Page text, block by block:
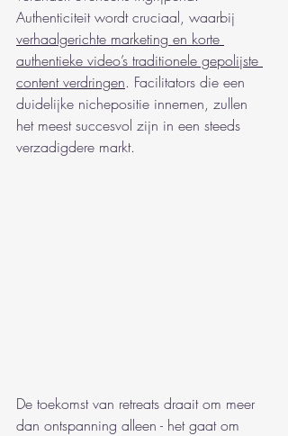
Authenticiteit wordt cruciaal, waarbij
verhaalgerichte marketing en korte
authentieke video’s traditionele gepolijste
content verdringen. Facilitators die een
duidelijke nichepositie innemen, zullen
het meest succesvol zijn in een steeds
verzadigdere markt.
De toekomst van retreats draait om meer
dan ontspanning alleen - het gaat om